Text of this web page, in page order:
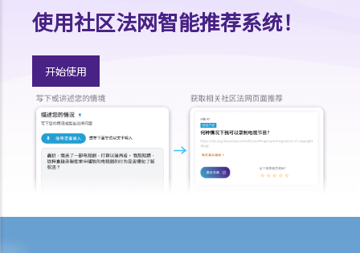
4. 如何申请当押商牌照、转让牌照或转换处所？
A. 借款人资料
B. 拥有人授权将物品当押
6. 经营当押商业务
A. 对当押商收取当押物品时的禁制
B. 贷款的利息监管
D. 交回物品及未赎回物品
使用社区法网智能推荐系统！
开始使用